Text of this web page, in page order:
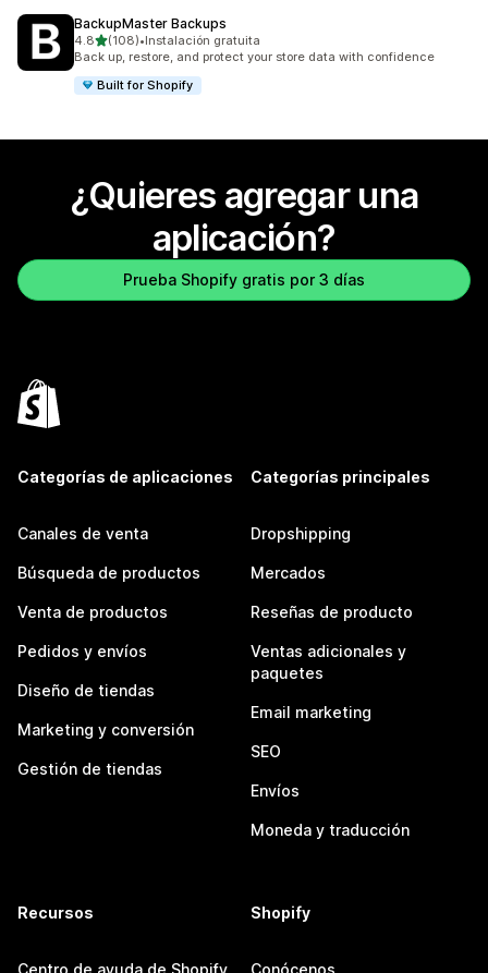
BackupMaster Backups
4.8de 5 estrellas
(108)
108 reseñas en total
•Instalación gratuita
Back up, restore, and protect your store data with confidence
Built for Shopify
¿Quieres agregar una
aplicación?
Prueba Shopify gratis por 3 días
Categorías de aplicaciones
Canales de venta
Búsqueda de productos
Venta de productos
Pedidos y envíos
Diseño de tiendas
Marketing y conversión
Gestión de tiendas
Categorías principales
Dropshipping
Mercados
Reseñas de producto
Ventas adicionales y
paquetes
Email marketing
SEO
Envíos
Moneda y traducción
Recursos Shopify